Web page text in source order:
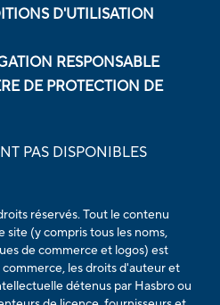
D'UTILISATION
RESPONSABLE
DE PROTECTION DE
PAS DISPONIBLES
réservés. Tout le contenu
site (y compris tous les noms,
de commerce et logos) est
les droits d'auteur et
détenus par Hasbro ou